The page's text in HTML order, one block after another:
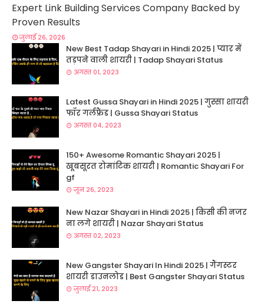
Expert Link Building Services Company Backed by
Proven Results
जुलाई 26, 2026
New Best Tadap Shayari in Hindi 2025 | प्यार में
तड़पने वाली शायरी | Tadap Shayari Status
अगस्त 01, 2023
Latest Gussa Shayari in Hindi 2025 | गुस्सा शायरी
फॉर गर्लफ्रैंड | Gussa Shayari Status
अगस्त 04, 2023
150+ Awesome Romantic Shayari 2025 |
खूबसूरत रोमांटिक शायरी | Romantic Shayari For
gf
जून 26, 2023
New Nazar Shayari in Hindi 2025 | किसी की नजर
ना लगे शायरी | Nazar Shayari Status
अगस्त 02, 2023
New Gangster Shayari In Hindi 2025 | गैंगस्टर
शायरी डाउनलोड | Best Gangster Shayari Status
जुलाई 21, 2023